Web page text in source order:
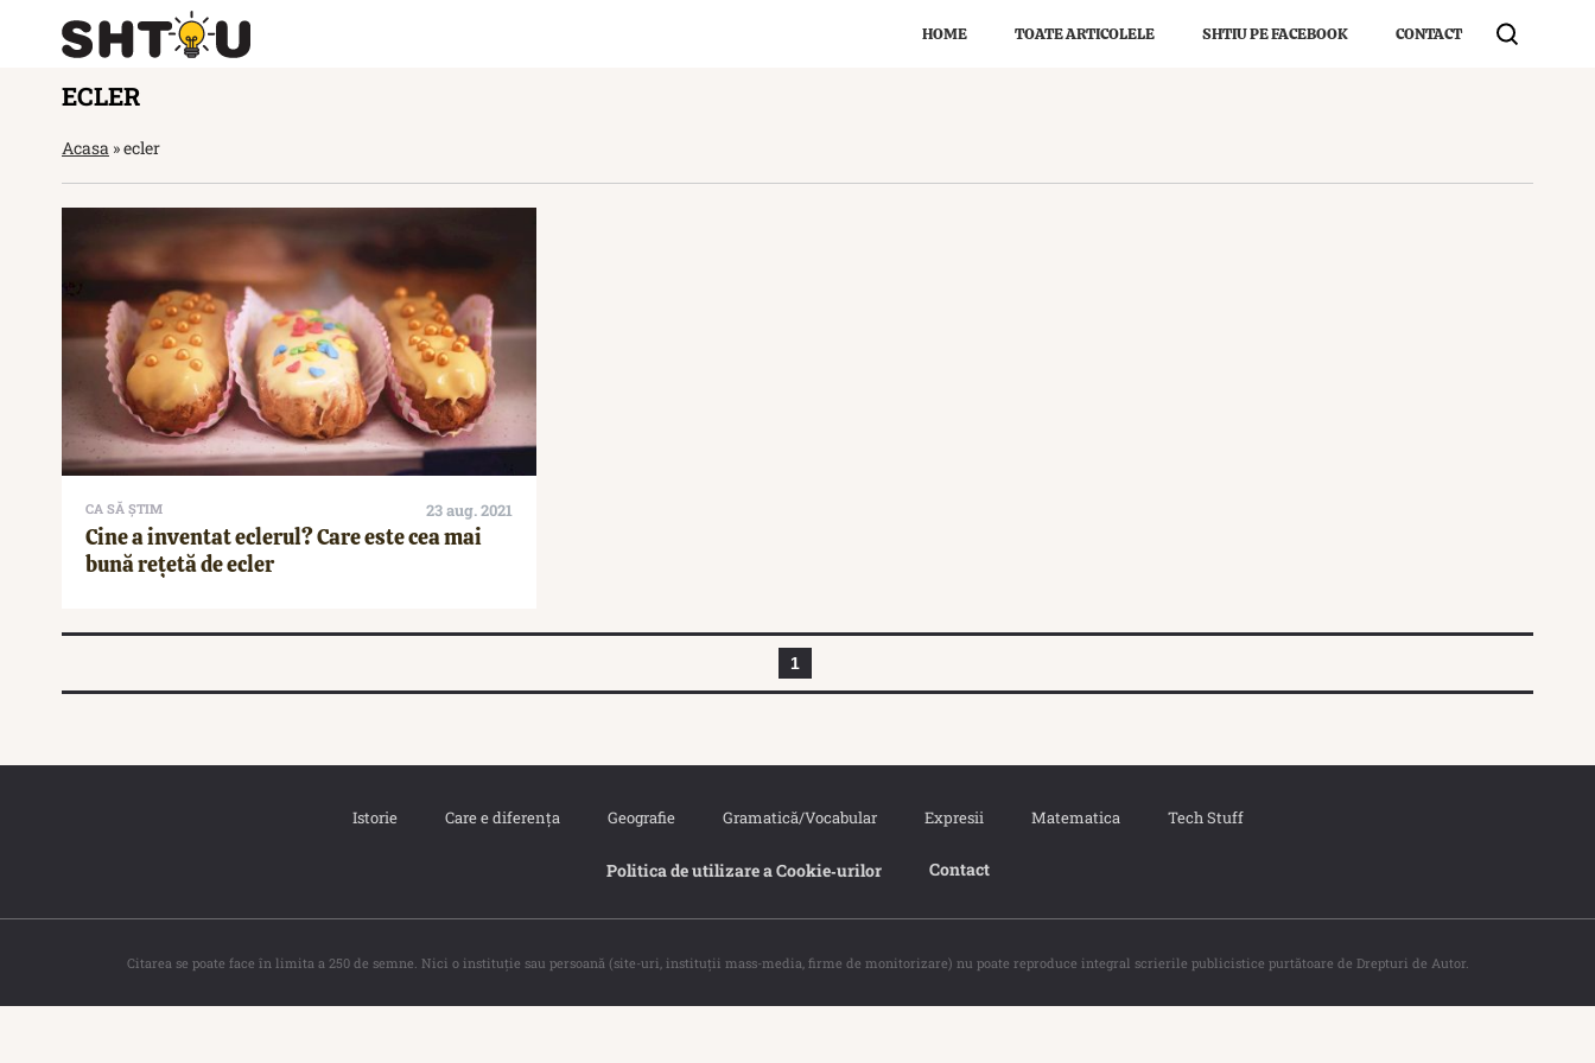
HOME TOATE ARTICOLELE SHTIU PE FACEBOOK CONTACT
ECLER
Acasa »ecler
CA SĂ ȘTIM 23 aug. 2021
Cine a inventat eclerul? Care este cea mai
bună rețetă de ecler
1
Istorie Care e diferența Geografie Gramatică/Vocabular Expresii Matematica Tech Stuff
Politica de utilizare a Cookie‐urilor Contact
Citarea se poate face în limita a 250 de semne. Nici o instituţie sau persoană (site-uri, instituţii mass-media, firme de monitorizare) nu poate reproduce integral scrierile publicistice purtătoare de Drepturi de Autor.